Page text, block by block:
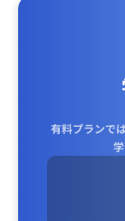
有料プランで